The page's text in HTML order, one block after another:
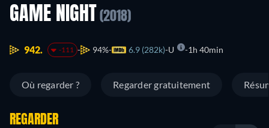
GAME NIGHT (2018)
942. -111 94% 6.9 (282k) U 1h 40min
Où regarder ? Regarder gratuitement
REGARDER